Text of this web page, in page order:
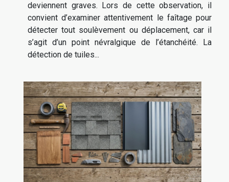
deviennent graves. Lors de cette observation, il
convient d’examiner attentivement le faîtage pour
détecter tout soulèvement ou déplacement, car il
s’agit d’un point névralgique de l’étanchéité. La
détection de tuiles...